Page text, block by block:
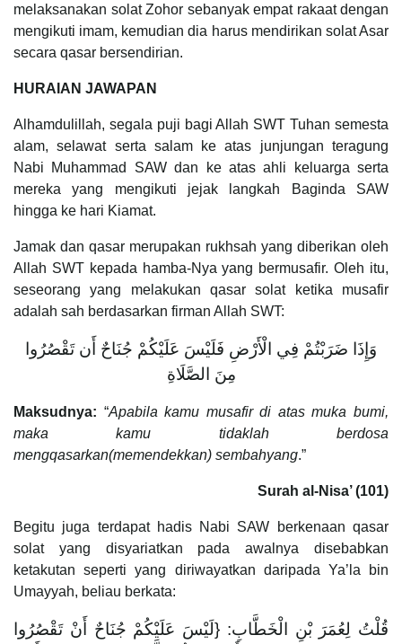
melaksanakan solat Zohor sebanyak empat rakaat dengan
mengikuti imam, kemudian dia harus mendirikan solat Asar
secara qasar bersendirian.
HURAIAN JAWAPAN
Alhamdulillah, segala puji bagi Allah SWT Tuhan semesta
alam, selawat serta salam ke atas junjungan teragung
Nabi Muhammad SAW dan ke atas ahli keluarga serta
mereka yang mengikuti jejak langkah Baginda SAW
hingga ke hari Kiamat.
Jamak dan qasar merupakan rukhsah yang diberikan oleh
Allah SWT kepada hamba-Nya yang bermusafir. Oleh itu,
seseorang yang melakukan qasar solat ketika musafir
adalah sah berdasarkan firman Allah SWT:
وَإِذَا ضَرَبْتُمْ فِي الْأَرْضِ فَلَيْسَ عَلَيْكُمْ جُنَاحٌ أَن تَقْصُرُوا
مِنَ الصَّلَاةِ
Maksudnya: “Apabila kamu musafir di atas muka bumi,
maka kamu tidaklah berdosa
mengqasarkan(memendekkan) sembahyang.”
Surah al-Nisa’ (101)
Begitu juga terdapat hadis Nabi SAW berkenaan qasar
solat yang disyariatkan pada awalnya disebabkan
ketakutan seperti yang diriwayatkan daripada Ya’la bin
Umayyah, beliau berkata:
قُلْتُ لِعُمَرَ بْنِ الْخَطَّابِ: {لَيْسَ عَلَيْكُمْ جُنَاحٌ أَنْ تَقْصُرُوا